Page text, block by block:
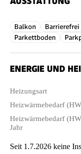
Balkon Barrierefrei
Parkettboden
ENERGIE UND
Heizungsart
Heizwärmebedarf
Heizwärmebedarf
Jahr
Seit 1.7.2026 keine